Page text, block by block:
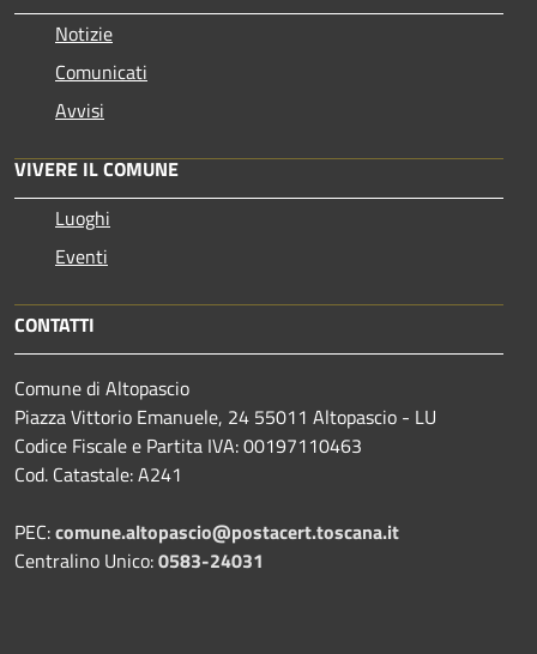
Notizie
Comunicati
Avvisi
VIVERE IL COMUNE
Luoghi
Eventi
CONTATTI
Comune di Altopascio
Piazza Vittorio Emanuele, 24 55011 Altopascio - LU
Codice Fiscale e Partita IVA: 00197110463
Cod. Catastale: A241
PEC:comune.altopascio@postacert.toscana.it
Centralino Unico:0583-24031